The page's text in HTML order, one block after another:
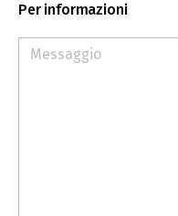
Per informazioni